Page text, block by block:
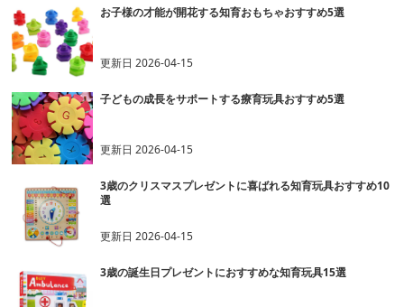
お子様の才能が開花する知育おもちゃおすすめ5選
更新日2026-04-15
子どもの成長をサポートする療育玩具おすすめ5選
更新日2026-04-15
3歳のクリスマスプレゼントに喜ばれる知育玩具おすすめ10
選
更新日2026-04-15
3歳の誕生日プレゼントにおすすめな知育玩具15選